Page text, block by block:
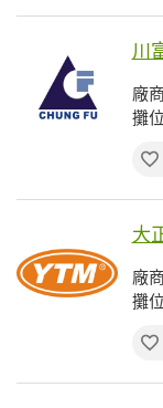
川
廠
攤
大
廠
攤